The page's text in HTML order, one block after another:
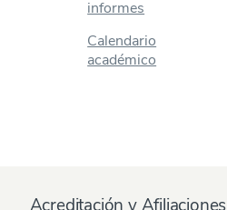
informes
Calendario
académico